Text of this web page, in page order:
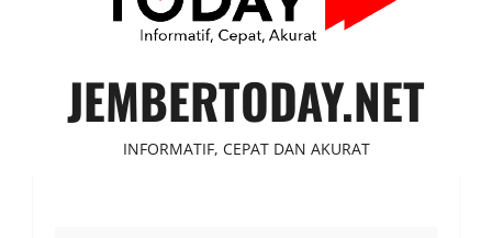
JEMBERTODAY.NET
INFORMATIF, CEPAT DAN AKURAT